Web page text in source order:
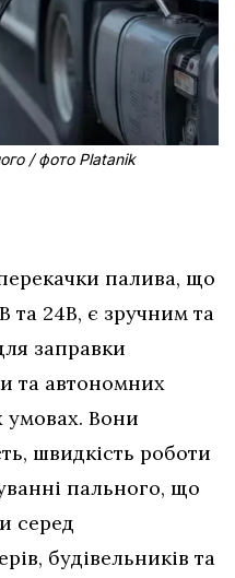
/ фото Platanik
палива, що
та 24В, є зручним та
заправки
та автономних
умовах. Вони
швидкість роботи
пального, що
серед
будівельників та